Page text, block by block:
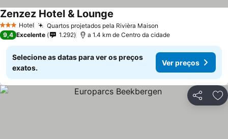
3 EstrelasHotel Quartos projetados pela Rivièra Maison
Zenzez Hotel & Lounge
9,4 Excelente 1.292 a 1.4 km de Centro da cidade
Selecione as datas para ver os preços
exatos.
Ver preços
Partilhar